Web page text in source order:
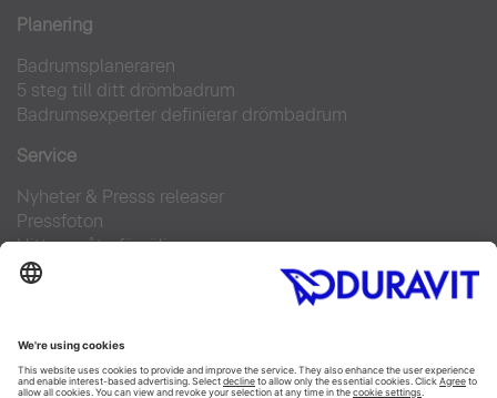
Planering
Badrumsplaneraren
5 steg till ditt drömbadrum
Badrumsexperter definierar drömbadrum
Service
Nyheter & Presss releaser
Pressfoton
Hitta en återförsäljare
FAQs
Facebook
Instagram